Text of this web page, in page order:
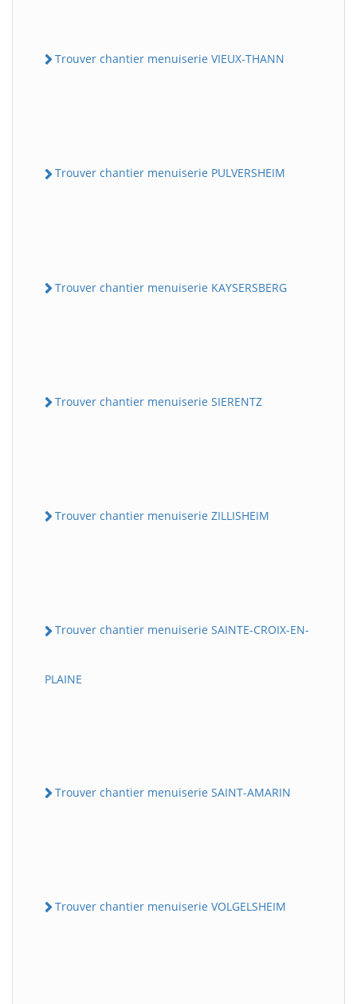
Trouver chantier menuiserie VIEUX-THANN
Trouver chantier menuiserie PULVERSHEIM
Trouver chantier menuiserie KAYSERSBERG
Trouver chantier menuiserie SIERENTZ
Trouver chantier menuiserie ZILLISHEIM
Trouver chantier menuiserie SAINTE-CROIX-EN-
PLAINE
Trouver chantier menuiserie SAINT-AMARIN
Trouver chantier menuiserie VOLGELSHEIM